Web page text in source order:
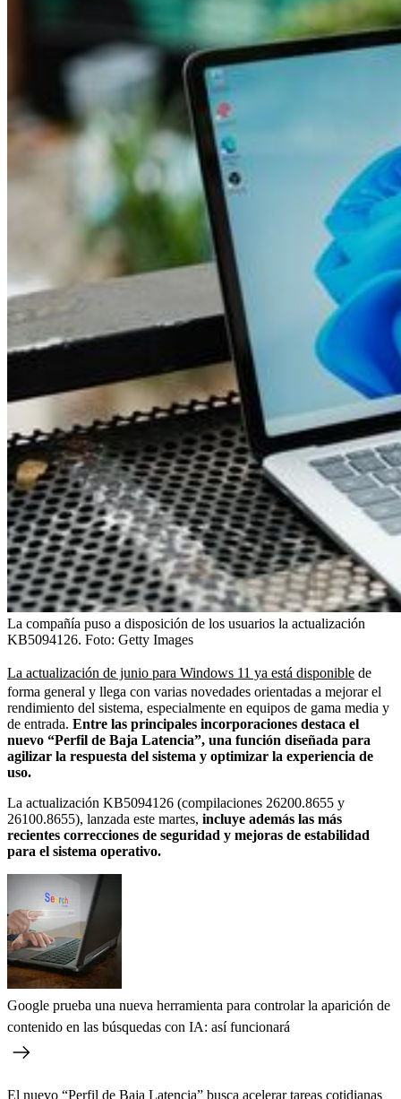
La compañía puso a disposición de los usuarios la actualización
KB5094126. Foto: Getty Images
La actualización de junio para Windows 11 ya está disponible de
forma general y llega con varias novedades orientadas a mejorar el
rendimiento del sistema, especialmente en equipos de gama media y
de entrada. Entre las principales incorporaciones destaca el
nuevo “Perfil de Baja Latencia”, una función diseñada para
agilizar la respuesta del sistema y optimizar la experiencia de
uso.
La actualización KB5094126 (compilaciones 26200.8655 y
26100.8655), lanzada este martes, incluye además las más
recientes correcciones de seguridad y mejoras de estabilidad
para el sistema operativo.
Google prueba una nueva herramienta para controlar la aparición de
contenido en las búsquedas con IA: así funcionará
El nuevo “Perfil de Baja Latencia” busca acelerar tareas cotidianas